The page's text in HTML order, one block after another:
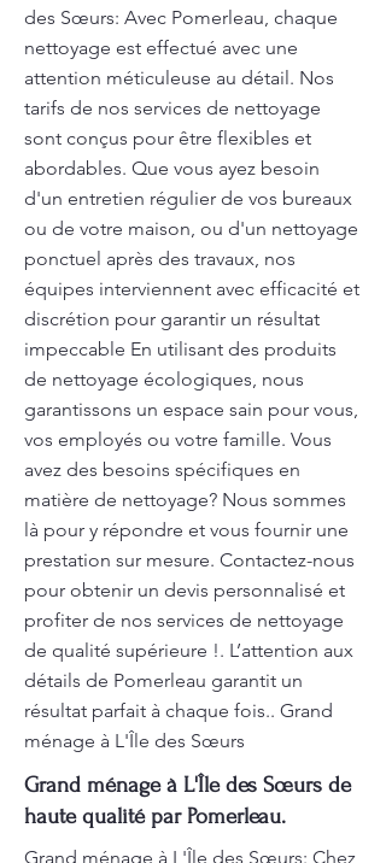
des Sœurs: Avec Pomerleau, chaque
nettoyage est effectué avec une
attention méticuleuse au détail. Nos
tarifs de nos services de nettoyage
sont conçus pour être flexibles et
abordables. Que vous ayez besoin
d'un entretien régulier de vos bureaux
ou de votre maison, ou d'un nettoyage
ponctuel après des travaux, nos
équipes interviennent avec efficacité et
discrétion pour garantir un résultat
impeccable En utilisant des produits
de nettoyage écologiques, nous
garantissons un espace sain pour vous,
vos employés ou votre famille. Vous
avez des besoins spécifiques en
matière de nettoyage? Nous sommes
là pour y répondre et vous fournir une
prestation sur mesure. Contactez-nous
pour obtenir un devis personnalisé et
profiter de nos services de nettoyage
de qualité supérieure !. L’attention aux
détails de Pomerleau garantit un
résultat parfait à chaque fois.. Grand
ménage à L'Île des Sœurs
Grand ménage à L'Île des Sœurs de
haute qualité par Pomerleau.
Grand ménage à L'Île des Sœurs: Chez